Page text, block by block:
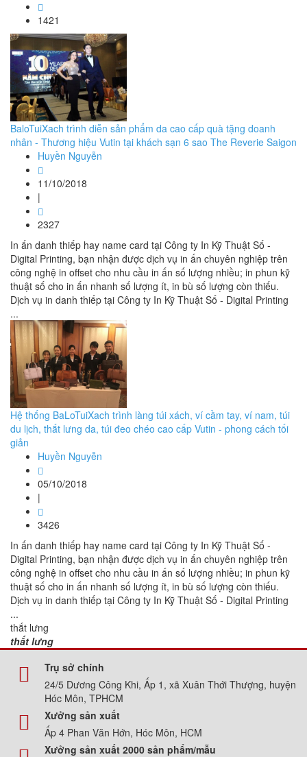
1421
BaloTuiXach trình diễn sản phẩm da cao cấp quà tặng doanh
nhân - Thương hiệu Vutin tại khách sạn 6 sao The Reverie Saigon
Huyền Nguyễn
11/10/2018
|
2327
In ấn danh thiếp hay name card tại Công ty In Kỹ Thuật Số -
Digital Printing, bạn nhận được dịch vụ in ấn chuyên nghiệp trên
công nghệ in offset cho nhu cầu in ấn số lượng nhiều; in phun kỹ
thuật số cho in ấn nhanh số lượng ít, in bù số lượng còn thiếu.
Dịch vụ in danh thiếp tại Công ty In Kỹ Thuật Số - Digital Printing
...
Hệ thống BaLoTuiXach trình làng túi xách, ví cầm tay, ví nam, túi
du lịch, thắt lưng da, túi đeo chéo cao cấp Vutin - phong cách tối
giản
Huyền Nguyễn
05/10/2018
|
3426
In ấn danh thiếp hay name card tại Công ty In Kỹ Thuật Số -
Digital Printing, bạn nhận được dịch vụ in ấn chuyên nghiệp trên
công nghệ in offset cho nhu cầu in ấn số lượng nhiều; in phun kỹ
thuật số cho in ấn nhanh số lượng ít, in bù số lượng còn thiếu.
Dịch vụ in danh thiếp tại Công ty In Kỹ Thuật Số - Digital Printing
...
thắt lưng
thắt lưng
Trụ sở chính
24/5 Dương Công Khi, Ấp 1, xã Xuân Thới Thượng, huyện
Hóc Môn, TPHCM
Xưởng sản xuất
Ấp 4 Phan Văn Hớn, Hóc Môn, HCM
Xưởng sản xuất 2000 sản phẩm/mẫu